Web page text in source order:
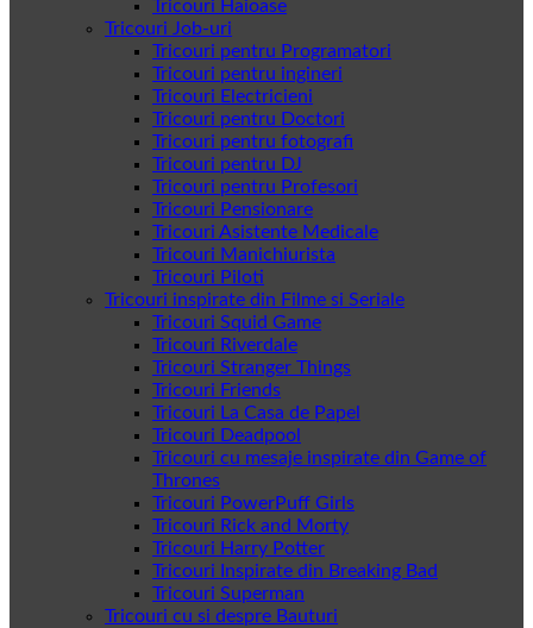
Tricouri Haioase
Tricouri Job-uri
Tricouri pentru Programatori
Tricouri pentru ingineri
Tricouri Electricieni
Tricouri pentru Doctori
Tricouri pentru fotografi
Tricouri pentru DJ
Tricouri pentru Profesori
Tricouri Pensionare
Tricouri Asistente Medicale
Tricouri Manichiurista
Tricouri Piloti
Tricouri inspirate din Filme si Seriale
Tricouri Squid Game
Tricouri Riverdale
Tricouri Stranger Things
Tricouri Friends
Tricouri La Casa de Papel
Tricouri Deadpool
Tricouri cu mesaje inspirate din Game of
Thrones
Tricouri PowerPuff Girls
Tricouri Rick and Morty
Tricouri Harry Potter
Tricouri Inspirate din Breaking Bad
Tricouri Superman
Tricouri cu si despre Bauturi